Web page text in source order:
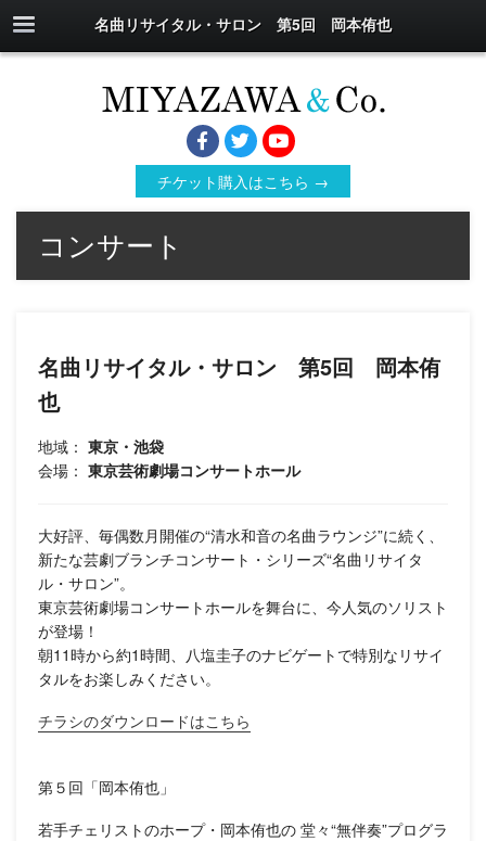
名曲リサイタル・サロン 第5回 岡本侑也
チケット購入はこちら →
コンサート
名曲リサイタル・サロン 第5回 岡本侑
也
地域： 東京・池袋
会場： 東京芸術劇場コンサートホール
大好評、毎偶数月開催の“清水和音の名曲ラウンジ”に続く、
新たな芸劇ブランチコンサート・シリーズ“名曲リサイタ
ル・サロン”。
東京芸術劇場コンサートホールを舞台に、今人気のソリスト
が登場！
朝11時から約1時間、八塩圭子のナビゲートで特別なリサイ
タルをお楽しみください。
チラシのダウンロードはこちら
第５回「岡本侑也」
若手チェリストのホープ・岡本侑也の 堂々“無伴奏”プログラ